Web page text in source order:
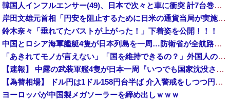
韓国人インフルエンサー(49)、日本で次々と車に衝突 計7台巻き込み 八王子
岸田文雄元首相「円安を阻止するために日米の通貨当局が実施した為替介入は一時しのぎに過ぎない」
鈴木奈々「垂れてたバストが上がった！」下着姿を公開！！！
中国とロシア海軍艦艇4隻が日本列島を一周…防衛省が全航路を公開！
「あきれてモノが言えない」「国を維持できるの？」外国人の永住許可要件の厳格化で在日中国人の本音は？
【速報】 中露の武装軍艦4隻が日本一周『いつでも国家沈没させられるぞ』
【為替相場】 ドル円は1ドル158円台半ば 介入警戒をしつつ円売りが続行
ヨーロッパが中国製メガソーラーを締め出しｗｗｗ